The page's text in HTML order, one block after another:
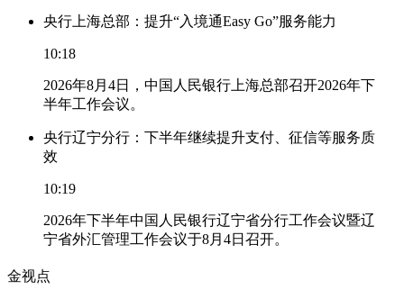
央行上海总部：提升“入境通Easy Go”服务能力
10:18
2026年8月4日，中国人民银行上海总部召开2026年下
半年工作会议。
央行辽宁分行：下半年继续提升支付、征信等服务质
效
10:19
2026年下半年中国人民银行辽宁省分行工作会议暨辽
宁省外汇管理工作会议于8月4日召开。
金视点